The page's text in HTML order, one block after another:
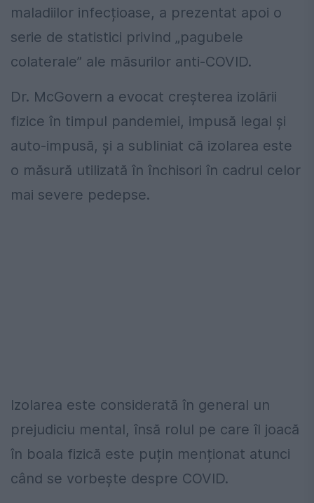
maladiilor infecțioase, a prezentat apoi o
serie de statistici privind „pagubele
colaterale” ale măsurilor anti-COVID.
Dr. McGovern a evocat creșterea izolării
fizice în timpul pandemiei, impusă legal și
auto-impusă, și a subliniat că izolarea este
o măsură utilizată în închisori în cadrul celor
mai severe pedepse.
Izolarea este considerată în general un
prejudiciu mental, însă rolul pe care îl joacă
în boala fizică este puțin menționat atunci
când se vorbește despre COVID.